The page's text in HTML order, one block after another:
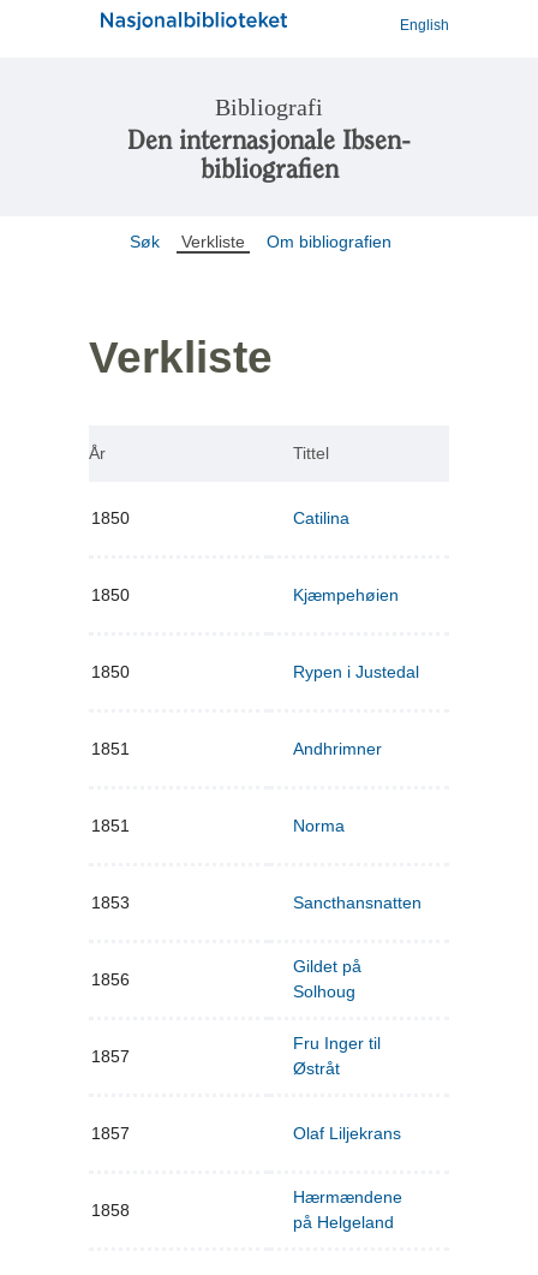
English
Bibliografi
Den internasjonale Ibsen-
bibliografien
Søk Verkliste Om bibliografien
Verkliste
År Tittel
1850 Catilina
1850 Kjæmpehøien
1850 Rypen i Justedal
1851 Andhrimner
1851 Norma
1853 Sancthansnatten
1856
Gildet på
Solhoug
1857
Fru Inger til
Østråt
1857 Olaf Liljekrans
1858
Hærmændene
på Helgeland